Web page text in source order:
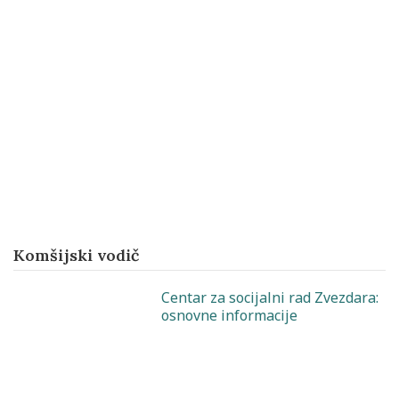
Komšijski vodič
Centar za socijalni rad Zvezdara:
osnovne informacije